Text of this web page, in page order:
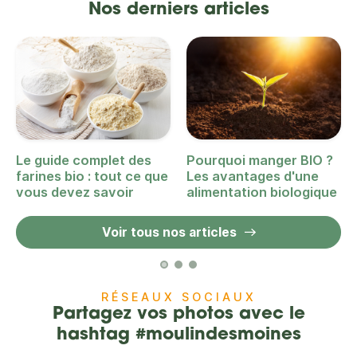
Nos derniers articles
Le guide complet des
farines bio : tout ce que
vous devez savoir
Pourquoi manger BIO ?
Les avantages d'une
alimentation biologique
Voir tous nos articles
RÉSEAUX SOCIAUX
Partagez vos photos avec le
hashtag #moulindesmoines